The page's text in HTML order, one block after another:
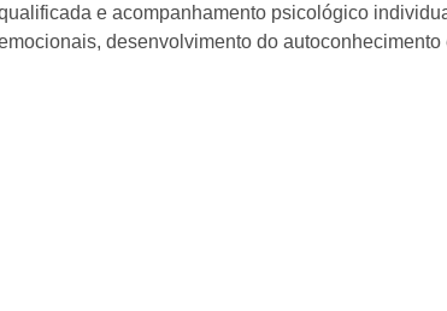
e acompanhamento psicológico
desenvolvimento do